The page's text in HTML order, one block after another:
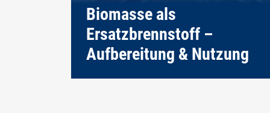
Biomasse als
Ersatzbrennstoff –
Aufbereitung & Nutzung